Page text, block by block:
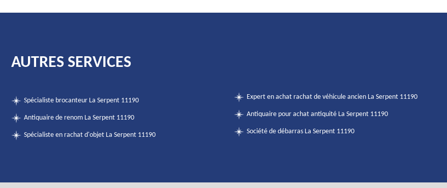
AUTRES SERVICES
Spécialiste brocanteur La Serpent 11190
Antiquaire de renom La Serpent 11190
Spécialiste en rachat d'objet La Serpent 11190
Expert en achat rachat de véhicule ancien La Serpent 11190
Antiquaire pour achat antiquité La Serpent 11190
Société de débarras La Serpent 11190